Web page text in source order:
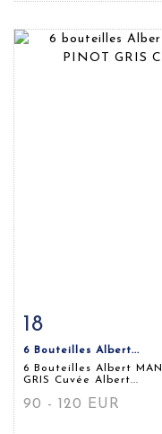
Fiche détaillée
18
6 Bouteilles Albert...
6 Bouteilles Albert
GRIS Cuvée Albert...
90 - 120 EUR